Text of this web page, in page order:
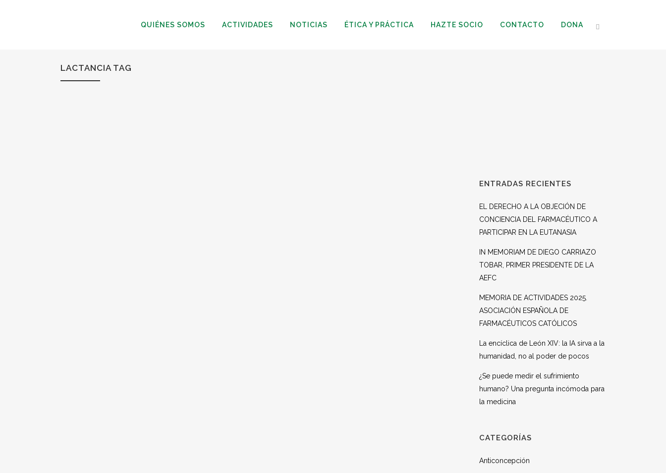
QUIÉNES SOMOS ACTIVIDADES NOTICIAS ÉTICA Y PRÁCTICA HAZTE SOCIO CONTACTO DONA
LACTANCIA TAG
ENTRADAS RECIENTES
EL DERECHO A LA OBJECIÓN DE
CONCIENCIA DEL FARMACÉUTICO A
PARTICIPAR EN LA EUTANASIA
IN MEMORIAM DE DIEGO CARRIAZO
TOBAR, PRIMER PRESIDENTE DE LA
AEFC
MEMORIA DE ACTIVIDADES 2025.
ASOCIACIÓN ESPAÑOLA DE
FARMACÉUTICOS CATÓLICOS
La encíclica de León XIV: la IA sirva a la
humanidad, no al poder de pocos
¿Se puede medir el sufrimiento
humano? Una pregunta incómoda para
la medicina
CATEGORÍAS
Anticoncepción